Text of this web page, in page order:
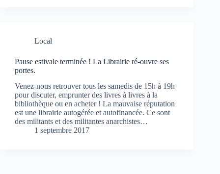
Local
Pause estivale terminée ! La Librairie ré-ouvre ses
portes.
Venez-nous retrouver tous les samedis de 15h à 19h
pour discuter, emprunter des livres à livres à la
bibliothèque ou en acheter ! La mauvaise réputation
est une librairie autogérée et autofinancée. Ce sont
des militants et des militantes anarchistes…
1 septembre 2017